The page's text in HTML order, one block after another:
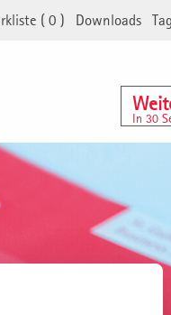
Downloads
(0 )
In 30